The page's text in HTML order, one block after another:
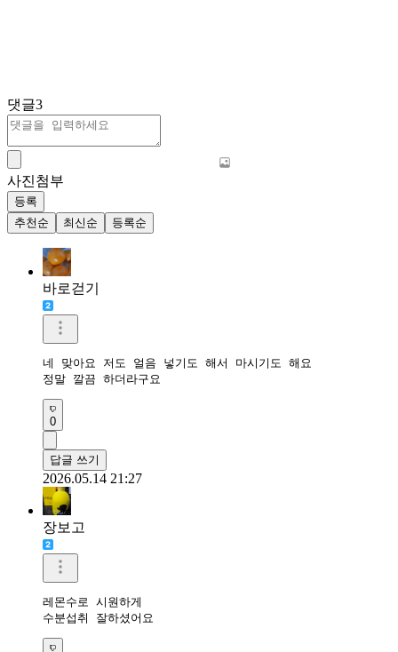
댓글3
사진첨부
등록
추천순
최신순 등록순
바로걷기
네 맞아요 저도 얼음 넣기도 해서 마시기도 해요
정말 깔끔 하더라구요
0
답글 쓰기
2026.05.14 21:27
장보고
레몬수로 시원하게
수분섭취 잘하셨어요